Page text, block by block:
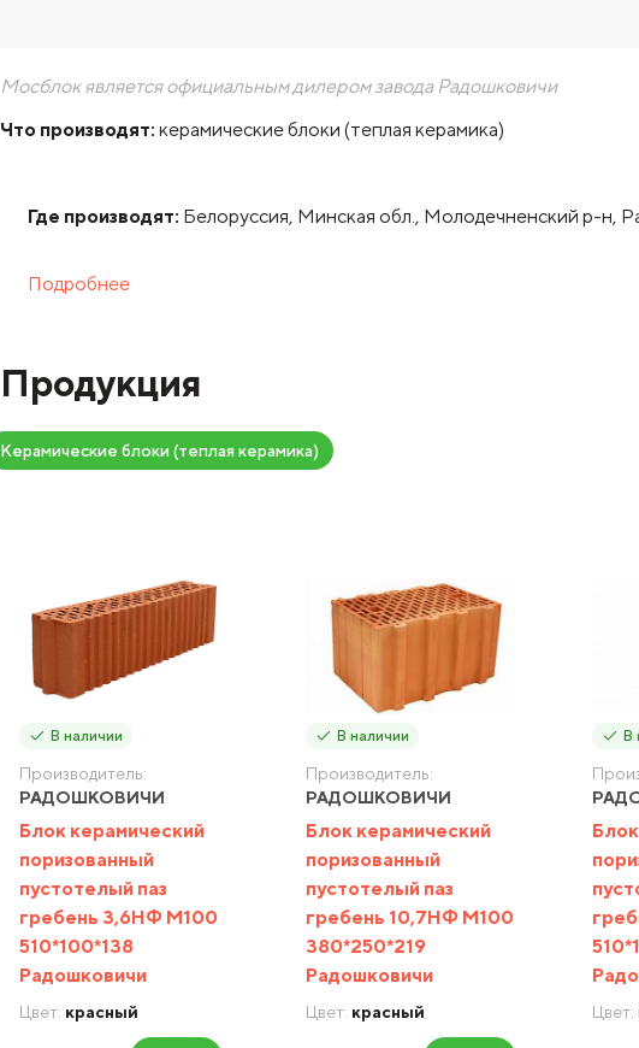
Мосблок является официальным дилером завода Радошковичи
Что производят: керамические блоки (теплая керамика)
Где производят: Белоруссия, Минская обл., Молодечненский р-н,
Подробнее
Продукция
Керамические блоки (теплая керамика)
В наличии
Производитель:
РАДОШКОВИЧИ
Блок керамический
поризованный
пустотелый паз
гребень 3,6НФ М100
510*100*138
Радошковичи
Цвет: красный
В наличии
Производитель:
РАДОШКОВИЧИ
Блок керамический
поризованный
пустотелый паз
гребень 10,7НФ М100
380*250*219
Радошковичи
Цвет: красный
В
Цвет: